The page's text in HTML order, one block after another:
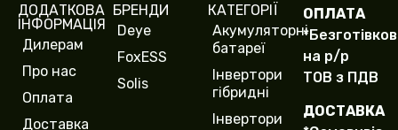
н
у
c
o
y
ДОДАТКОВА
ІНФОРМАЦІЯ
Дилерам
Про нас
Оплата
Доставка
БРЕНДИ
Deye
FoxESS
Solis
КАТЕГОРІЇ
Акумуляторні
батареї
Інвертори
гібридні
Інвертори
ОПЛАТА
на р/р
ТОВ з ПДВ
ДОСТАВКА